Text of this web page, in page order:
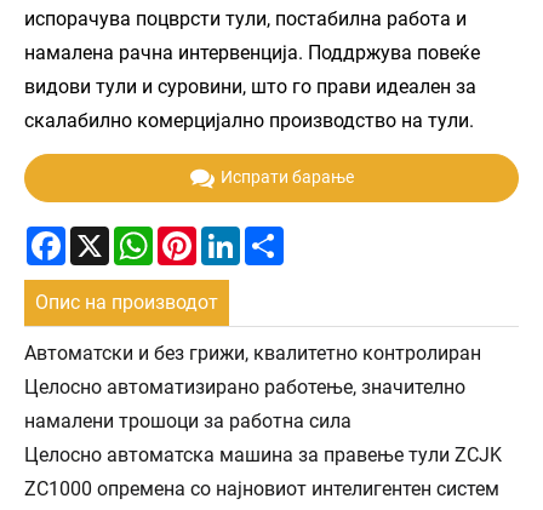
испорачува поцврсти тули, постабилна работа и
намалена рачна интервенција. Поддржува повеќе
видови тули и суровини, што го прави идеален за
скалабилно комерцијално производство на тули.
Испрати барање
Facebook
X WhatsAppPinterestLinkedIn
Опис на производот
Автоматски и без грижи, квалитетно контролиран
Целосно автоматизирано работење, значително
намалени трошоци за работна сила
Целосно автоматска машина за правење тули ZCJK
ZC1000 опремена со најновиот интелигентен систем